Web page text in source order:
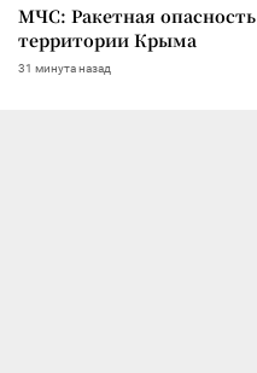
МЧС: Ракетная
территории Крыма
31 минута назад